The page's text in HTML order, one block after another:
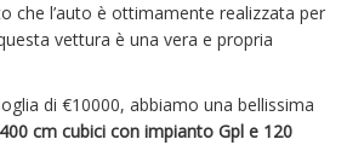
che l’auto è ottimamente realizzata per
vettura è una vera e propria
di €10000, abbiamo una bellissima
cm cubici con impianto Gpl e 120